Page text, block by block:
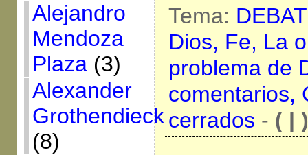
Alejandro
Mendoza
Plaza(3)
Alexander
Grothendieck
(8)
Tema:
Dios, Fe, La
problema de
comentarios,
cerrados - ( | )